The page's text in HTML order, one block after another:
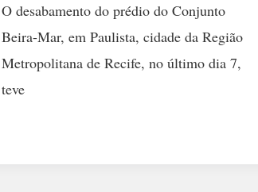
O desabamento do prédio do Conjunto
Beira-Mar, em Paulista, cidade da Região
Metropolitana de Recife, no último dia 7,
teve